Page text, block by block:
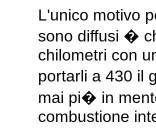
L'unico motivo
sono diffusi �
chilometri con
portarli a 430 il
mai pi� in
combustione